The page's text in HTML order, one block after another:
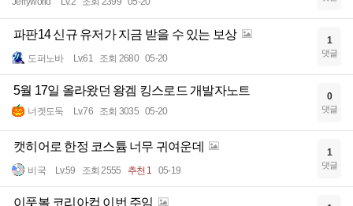
파판14 신규 유저가 지금 받을 수 있는 보상
도퍼노바 Lv.61 조회 2680 05-20
1
댓글
5월 17일 올라왔던 왕겜 킹스로드 개발자노트
너겟도둑 Lv.76 조회 3035 05-20
0
댓글
캣히어로 한정 코스튬 너무 귀여운데
비국 Lv.59 조회 2555 추천 1 05-19
1
댓글
이풋볼 코리아컵 이번 주임